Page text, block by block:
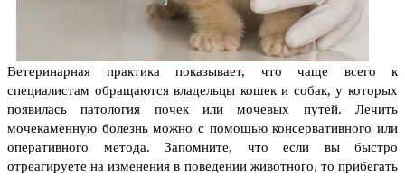
Ветеринарная практика показывает, что чаще всего к
специалистам обращаются владельцы кошек и собак, у которых
появилась патология почек или мочевых путей. Лечить
мочекаменную болезнь можно с помощью консервативного или
оперативного метода. Запомните, что если вы быстро
отреагируете на изменения в поведении животного, то прибегать